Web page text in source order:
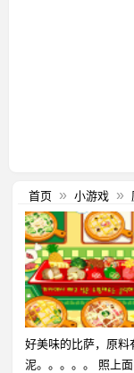
首页 » 小游戏 »
好美味的比萨，原
泥。。。。。 照上